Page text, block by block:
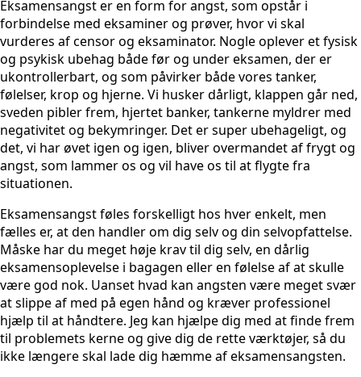
Eksamensangst er en form for angst, som opstår i
forbindelse med eksaminer og prøver, hvor vi skal
vurderes af censor og eksaminator. Nogle oplever et fysisk
og psykisk ubehag både før og under eksamen, der er
ukontrollerbart, og som påvirker både vores tanker,
følelser, krop og hjerne. Vi husker dårligt, klappen går ned,
sveden pibler frem, hjertet banker, tankerne myldrer med
negativitet og bekymringer. Det er super ubehageligt, og
det, vi har øvet igen og igen, bliver overmandet af frygt og
angst, som lammer os og vil have os til at flygte fra
situationen.
Eksamensangst føles forskelligt hos hver enkelt, men
fælles er, at den handler om dig selv og din selvopfattelse.
Måske har du meget høje krav til dig selv, en dårlig
eksamensoplevelse i bagagen eller en følelse af at skulle
være god nok. Uanset hvad kan angsten være meget svær
at slippe af med på egen hånd og kræver professionel
hjælp til at håndtere. Jeg kan hjælpe dig med at finde frem
til problemets kerne og give dig de rette værktøjer, så du
ikke længere skal lade dig hæmme af eksamensangsten.